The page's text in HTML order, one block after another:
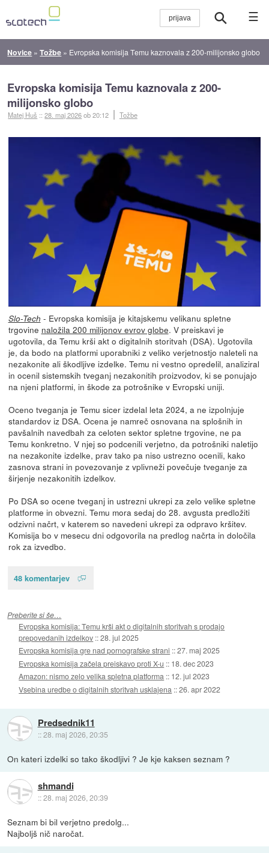
☰
Novice »Tožbe » Evropska komisija Temu kaznovala z 200-milijonsko globo
Evropska komisija Temu kaznovala z 200-
milijonsko globo
Matej Huš ::28. maj 2026ob 20:12 Tožbe
Slo-Tech - Evropska komisija je kitajskemu velikanu spletne
trgovine naložila 200 milijonov evrov globe. V preiskavi je
ugotovila, da Temu krši akt o digitalnih storitvah (DSA). Ugotovila
je, da bodo na platformi uporabniki z veliko verjetnostjo naleteli na
nezakonite ali škodljive izdelke. Temu ni vestno opredelil, analiziral
in ocenil sistemskih tveganj nezakonitih proizvodov, ki se ponujajo
na njeni platformi, in škode za potrošnike v Evropski uniji.
Oceno tveganja je Temu sicer izdelal leta 2024, a ne izpolnjuje
standardov iz DSA. Ocena je namreč osnovana na splošnih in
pavšalnih navedbah za celoten sektor spletne trgovine, ne pa
Temu konkretno. V njej so podcenili verjetno, da potrošniki naletijo
na nezakonite izdelke, prav tako pa niso ustrezno ocenili, kako
zasnova strani in povezovanje z vplivneži povečuje tveganje za
širjenje nezakonitih izdelkov.
Po DSA so ocene tveganj in ustrezni ukrepi za zelo velike spletne
platforme in obvezni. Temu mora sedaj do 28. avgusta predložiti
odzivni načrt, v katerem so navedeni ukrepi za odpravo kršitev.
Komisija bo v mesecu dni odgovorila na predlog načrta in določila
rok za izvedbo.
48 komentarjev
Preberite si še…
Evropska komisija: Temu krši akt o digitalnih storitvah s prodajo
prepovedanih izdelkov ::28. jul 2025
Evropska komisija gre nad pornografske strani ::27. maj 2025
Evropska komisija začela preiskavo proti X-u :: 18. dec 2023
Amazon: nismo zelo velika spletna platforma :: 12. jul 2023
Vsebina uredbe o digitalnih storitvah usklajena ::26. apr 2022
Predsednik11
::28. maj 2026, 20:35
On kateri izdelki so tako škodljivi ? Je kje kaksen seznam ?
shmandi
::28. maj 2026, 20:39
Seznam bi bil verjetno predolg...
Najboljš nič naročat.